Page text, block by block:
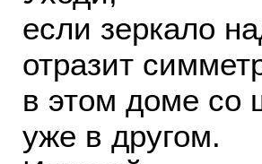
если зеркало
отразит
в этом доме
уже в другом.